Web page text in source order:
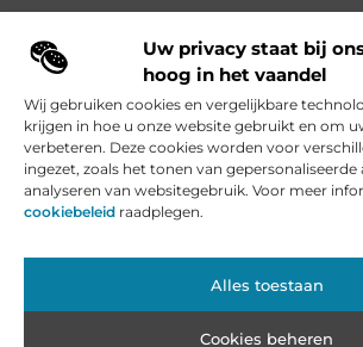
Uw privacy staat bij
hoog in het vaandel
Wij gebruiken cookies en vergelijkbare
krijgen in hoe u onze website gebruikt en om
verbeteren. Deze cookies worden voor
ingezet, zoals het tonen van
analyseren van websitegebruik. Voor meer
cookiebeleid raadplegen.
Alles toestaan
Cookies beheren
Vind Ons Hier :
Beroemdheden Uit de Media Partners
Contact Artikel publiceren
Geld Verdienen met je Website: Van Hobby